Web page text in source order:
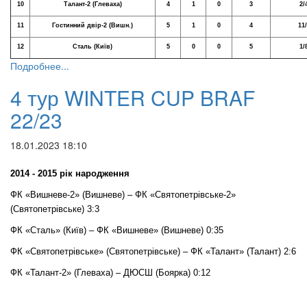
10 Талант-2 (Глеваха) 4 1 0 3 2/
11 Гостинний двір-2 (Вишн.) 5 1 0 4
12 Сталь (Київ) 5 0 0 5 1/
Подробнее...
4 тур WINTER CUP BRAF
22/23
18.01.2023 18:10
2014 - 2015 рік народження
ФК «Вишневе-2» (Вишневе) – ФК «Святопетрівське-2»
(Святопетрівське) 3:3
ФК «Сталь» (Київ) – ФК «Вишневе» (Вишневе) 0:35
ФК «Святопетрівське» (Святопетрівське) – ФК «Талант» (Талант) 2:6
ФК «Талант-2» (Глеваха) – ДЮСШ (Боярка) 0:12